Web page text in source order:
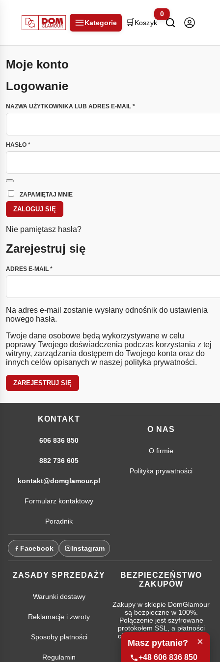
Kategorie 🛒 Koszyk
0
Moje konto
Logowanie
NAZWA UŻYTKOWNIKA LUB ADRES E-MAIL *WYMAGANE
HASŁO *WYMAGANE
ZAPAMIĘTAJ MNIE
ZALOGUJ SIĘ
Nie pamiętasz hasła?
Zarejestruj się
ADRES E-MAIL *WYMAGANE
Na adres e-mail zostanie wysłany odnośnik do ustawienia
nowego hasła.
Twoje dane osobowe będą wykorzystywane w celu
poprawy Twojego doświadczenia podczas korzystania z tej
witryny, zarządzania dostępem do Twojego konta oraz do
innych celów opisanych w naszej polityka prywatności.
ZAREJESTRUJ SIĘ
KONTAKT
606 836 850
882 736 605
kontakt@domglamour.pl
Formularz kontaktowy
Poradnik
Facebook Instagram
O NAS
O firmie
Polityka prywatności
ZASADY SPRZEDAŻY
Warunki dostawy
Reklamacje i zwroty
Sposoby płatności
Regulamin
BEZPIECZEŃSTWO
ZAKUPÓW
Zakupy w sklepie DomGlamour
są bezpieczne w 100%.
Połączenie jest szyfrowane
protokołem SSL, a płatności
obsługują najpopularniejsze
systemy bankowe.
×
Masz pytanie?
+48 606 836 850